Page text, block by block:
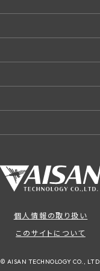
個人情報の取り扱い
このサイトについて
© AISAN TECHNOLOGY CO., LTD.